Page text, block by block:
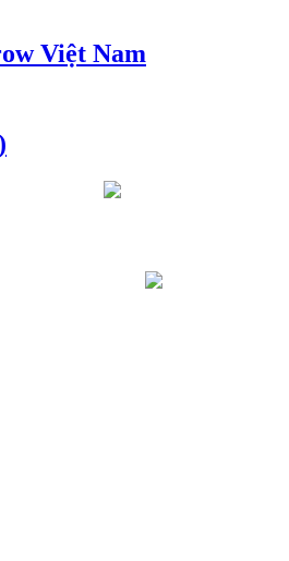
Việt Nam